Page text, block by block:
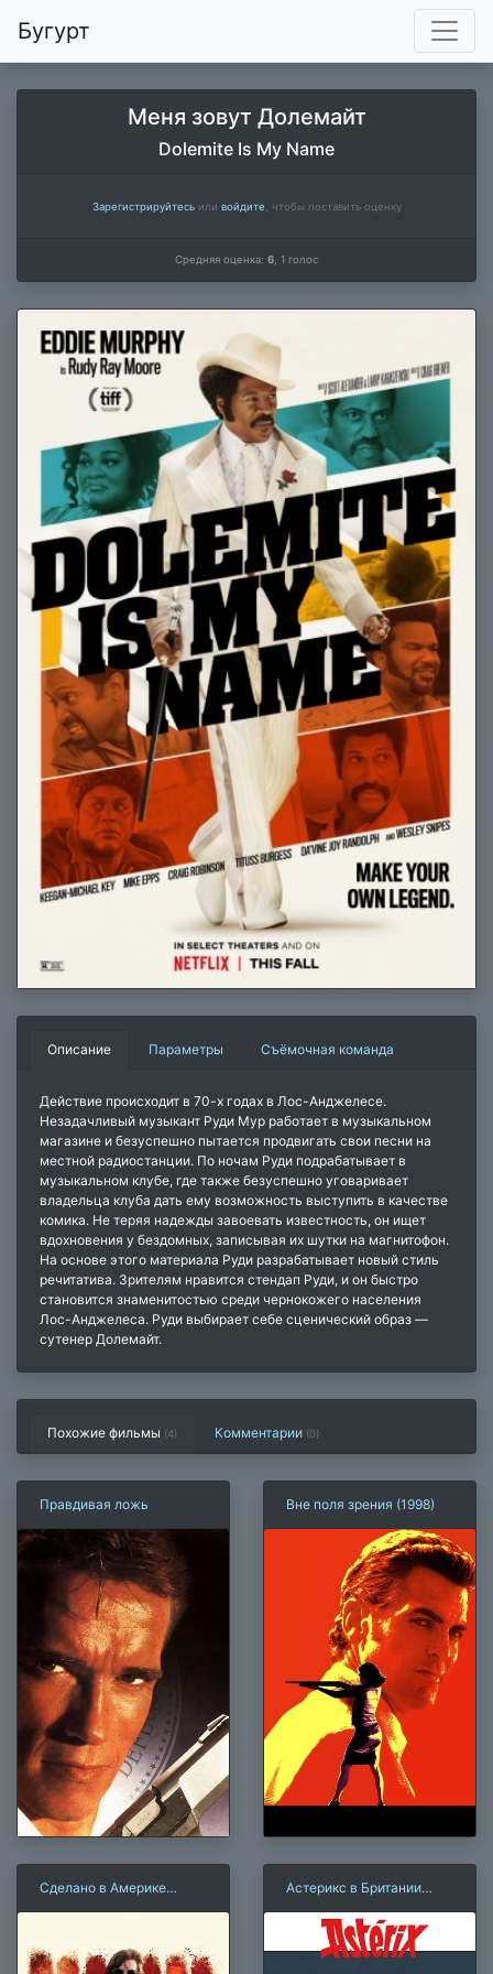
Бугурт
Меня зовут Долемайт
Dolemite Is My Name
Зарегистрируйтесьили войдите , чтобы поставить оценку
Средняя оценка: 6 1 голос
Описание Параметры Съёмочная команда
Действие происходит в 70-х годах в Лос-Анджелесе.
Незадачливый музыкант Руди Мур работает в музыкальном
магазине и безуспешно пытается продвигать свои песни на
местной радиостанции. По ночам Руди подрабатывает в
музыкальном клубе, где также безуспешно уговаривает
владельца клуба дать ему возможность выступить в качестве
комика. Не теряя надежды завоевать известность, он ищет
вдохновения у бездомных, записывая их шутки на магнитофон.
На основе этого материала Руди разрабатывает новый стиль
речитатива. Зрителям нравится стендап Руди, и он быстро
становится знаменитостью среди чернокожего населения
Лос-Анджелеса. Руди выбирает себе сценический образ —
сутенер Долемайт.
Похожие фильмы (4) Комментарии (0)
Правдивая ложь Вне поля зрения (1998)
Сделано в Америке
Астерикс в Британии